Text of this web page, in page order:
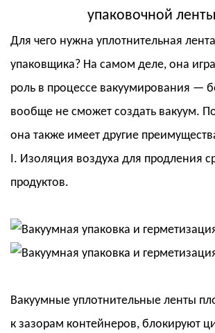
упаковочной
Для чего нужна уплотнительная
упаковщика? На самом деле, она
роль в процессе вакуумирования —
вообще не сможет создать вакуум.
она также имеет другие
I. Изоляция воздуха для продления
продуктов.
Вакуумные уплотнительные ленты
к зазорам контейнеров, блокируют